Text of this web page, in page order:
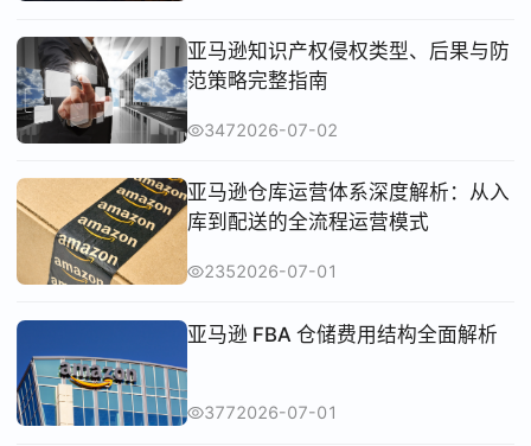
亚马逊知识产权侵权类型、后果与防
范策略完整指南
3472026-07-02
亚马逊仓库运营体系深度解析：从入
库到配送的全流程运营模式
2352026-07-01
亚马逊 FBA 仓储费用结构全面解析
3772026-07-01